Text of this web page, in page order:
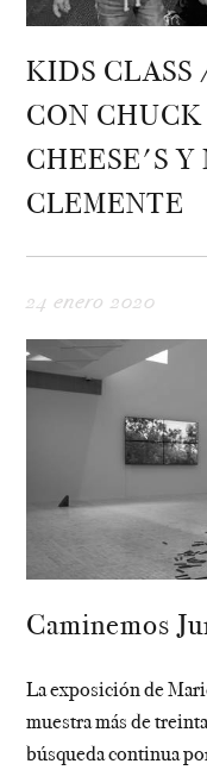
KIDS CLASS
CON CHUCK
CHEESE'S Y
CLEMENTE
24 enero 2020
Caminemos
La exposición de
muestra más de
búsqueda continua